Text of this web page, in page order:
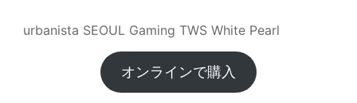
urbanista SEOUL Gaming TWS White Pearl
オンラインで購入